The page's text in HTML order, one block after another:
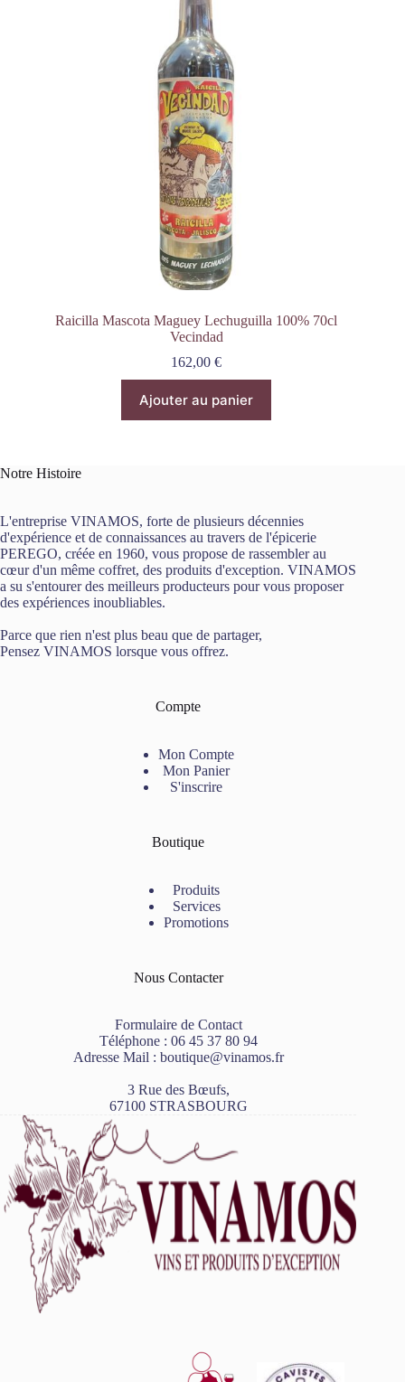
Raicilla Mascota Maguey Lechuguilla 100% 70cl
Vecindad
162,00€
Ajouter au panier
Notre Histoire
L'entreprise VINAMOS, forte de plusieurs décennies
d'expérience et de connaissances au travers de l'épicerie
PEREGO, créée en 1960, vous propose de rassembler au
cœur d'un même coffret, des produits d'exception. VINAMOS
a su s'entourer des meilleurs producteurs pour vous proposer
des expériences inoubliables.
Parce que rien n'est plus beau que de partager,
Pensez VINAMOS lorsque vous offrez.
Compte
Mon Compte
Mon Panier
S'inscrire
Boutique
Produits
Services
Promotions
Nous Contacter
Formulaire de Contact
Téléphone : 06 45 37 80 94
Adresse Mail : boutique@vinamos.fr
3 Rue des Bœufs,
67100 STRASBOURG